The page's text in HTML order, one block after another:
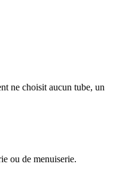
ne choisit aucun tube, un
ou de menuiserie.